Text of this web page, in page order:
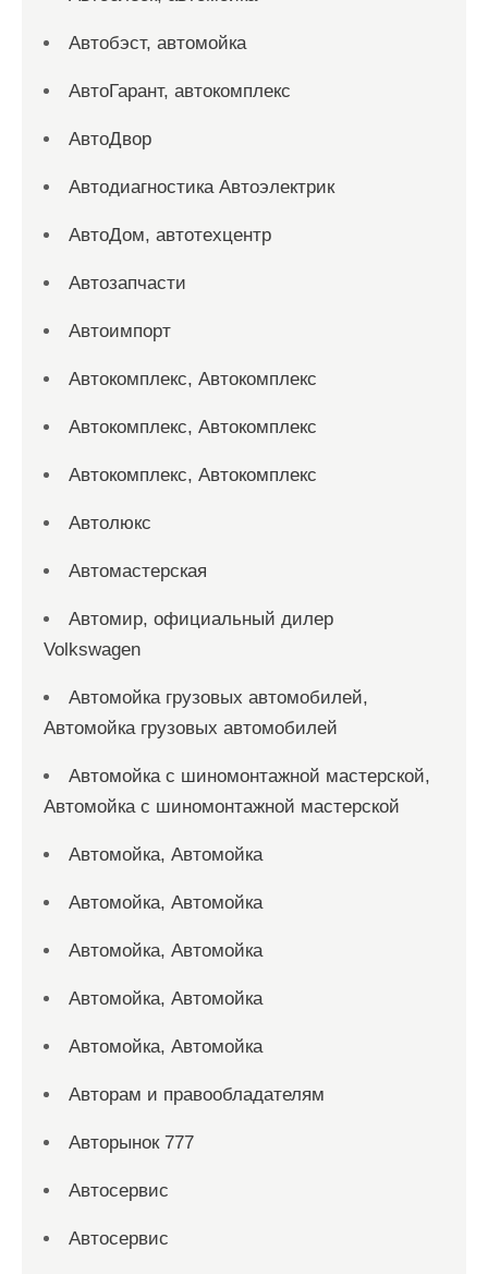
Автобэст, автомойка
АвтоГарант, автокомплекс
АвтоДвор
Автодиагностика Автоэлектрик
АвтоДом, автотехцентр
Автозапчасти
Автоимпорт
Автокомплекс, Автокомплекс
Автокомплекс, Автокомплекс
Автокомплекс, Автокомплекс
Автолюкс
Автомастерская
Автомир, официальный дилер
Volkswagen
Автомойка грузовых автомобилей,
Автомойка грузовых автомобилей
Автомойка с шиномонтажной мастерской,
Автомойка с шиномонтажной мастерской
Автомойка, Автомойка
Автомойка, Автомойка
Автомойка, Автомойка
Автомойка, Автомойка
Автомойка, Автомойка
Авторам и правообладателям
Авторынок 777
Автосервис
Автосервис